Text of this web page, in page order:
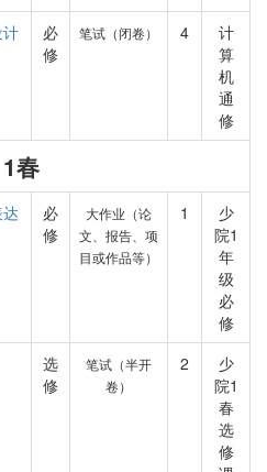
必
修
笔试（闭卷） 4
计
算
机
通
修
1春
必
修
大作业（论
文、报告、项
目或作品等）
1
少
院1
年
级
必
修
选
修
笔试（半开
卷）
2
少
院1
春
选
修